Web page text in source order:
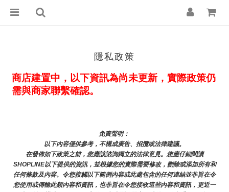
隱私政策
商店建置中，以下資訊為尚未更新，實際政策仍
需與商家聯繫確認。
免責聲明：
以下內容僅供參考，不構成廣告、招攬或法律建議。
在發佈如下政策之前，您應該諮詢獨立的法律意見。您應仔細閱讀
SHOPLINE以下提供的資訊，並根據您的實際需要修改，刪除或添加所有和
任何條款及內容。令您接觸以下範例內容或此處包含的任何連結並非旨在令
您使用或傳輸此類內容和資訊，也非旨在令您接收這些內容和資訊，更近一